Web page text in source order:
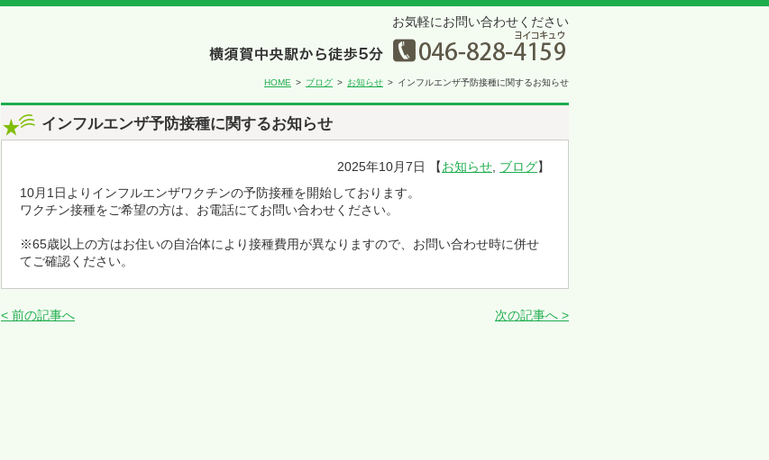
お気軽にお問い合わせください
HOME ブログ お知らせ インフルエンザ予防接種に関するお知らせ
インフルエンザ予防接種に関するお知らせ
2025年10月7日 【お知らせ ブログ】
10月1日よりインフルエンザワクチンの予防接種を開始しております。
ワクチン接種をご希望の方は、お電話にてお問い合わせください。
※65歳以上の方はお住いの自治体により接種費用が異なりますので、お問い合わせ時に併せ
てご確認ください。
< 前の記事へ 次の記事へ >